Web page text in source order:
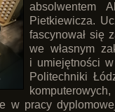
absolwentem
Pietkiewicza.
fascynował się
we własnym
i umiejętności
Politechniki
w pracy